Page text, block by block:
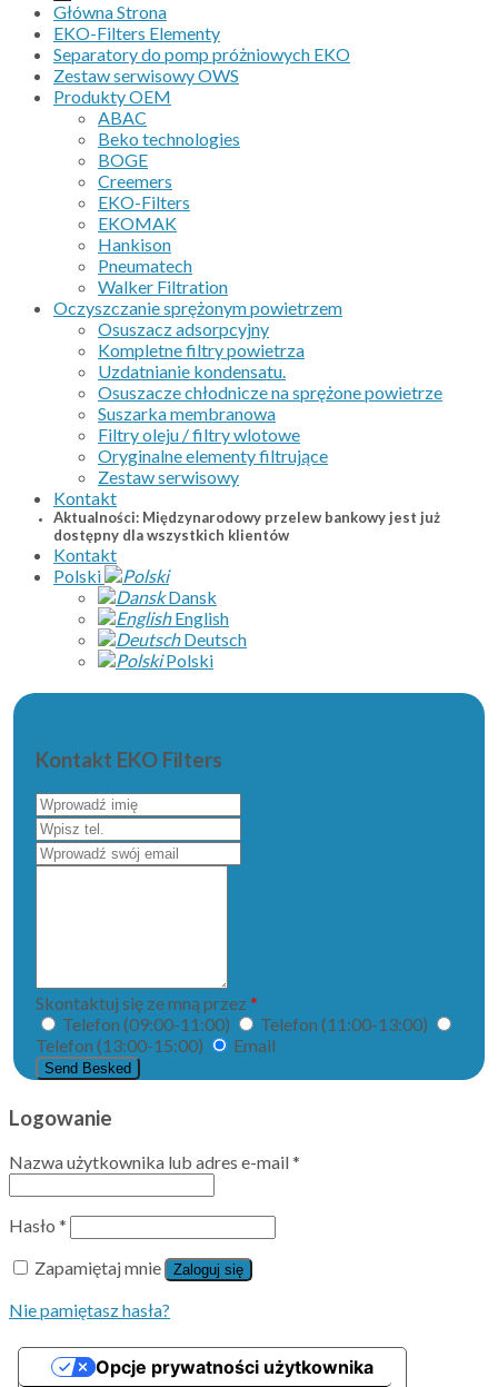
Główna Strona
EKO-Filters Elementy
Separatory do pomp próżniowych EKO
Zestaw serwisowy OWS
Produkty OEM
ABAC
Beko technologies
BOGE
Creemers
EKO-Filters
EKOMAK
Hankison
Pneumatech
Walker Filtration
Oczyszczanie sprężonym powietrzem
Osuszacz adsorpcyjny
Kompletne filtry powietrza
Uzdatnianie kondensatu.
Osuszacze chłodnicze na sprężone powietrze
Suszarka membranowa
Filtry oleju / filtry wlotowe
Oryginalne elementy filtrujące
Zestaw serwisowy
Kontakt
Aktualności: Międzynarodowy przelew bankowy jest już
dostępny dla wszystkich klientów
Kontakt
Polski
Dansk
English
Deutsch
Polski
Kontakt EKO Filters
Wprowadź
imię
Wpisz
tel.
Wprowadź
swój
Skontaktuj się ze mną przez *
Telefon (09:00-11:00)
Telefon (11:00-13:00)
Telefon (13:00-15:00)
Email
Logowanie
Nazwa użytkownika lub adres e-mail*
Hasło *
Zapamiętaj mnie
Zaloguj się
Nie pamiętasz hasła?
Opcje prywatności użytkownika